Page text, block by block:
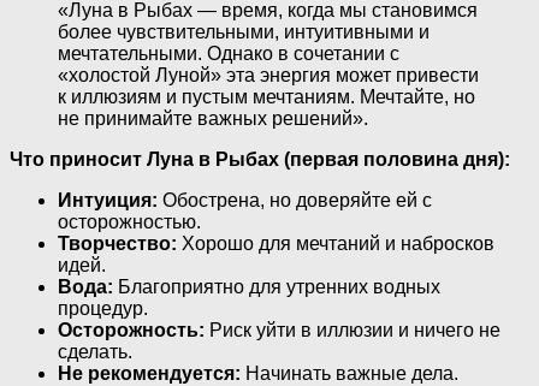
«Луна в Рыбах — время, когда мы становимся
более чувствительными, интуитивными и
мечтательными. Однако в сочетании с
«холостой Луной» эта энергия может привести
к иллюзиям и пустым мечтаниям. Мечтайте, но
не принимайте важных решений».
Что приносит Луна в Рыбах (первая половина дня):
Интуиция: Обострена, но доверяйте ей с
осторожностью.
Творчество: Хорошо для мечтаний и набросков
идей.
Вода: Благоприятно для утренних водных
процедур.
Осторожность: Риск уйти в иллюзии и ничего не
сделать.
Не рекомендуется: Начинать важные дела.